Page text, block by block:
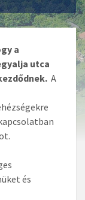
a
utca
A
és